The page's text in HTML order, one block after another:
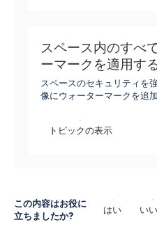
スペース内のすべ
ーマークを適用す
スペースのセキュリティを
像にウォーターマークを追加
トピックの表示
この内容はお役に
立ちましたか?
はい い